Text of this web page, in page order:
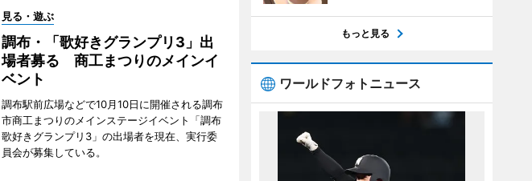
見る・遊ぶ
調布・「歌好きグランプリ3」出
場者募る 商工まつりのメインイ
ベント
調布駅前広場などで10月10日に開催される調布
市商工まつりのメインステージイベント「調布
歌好きグランプリ3」の出場者を現在、実行委
員会が募集している。
もっと見る
ワールドフォトニュース